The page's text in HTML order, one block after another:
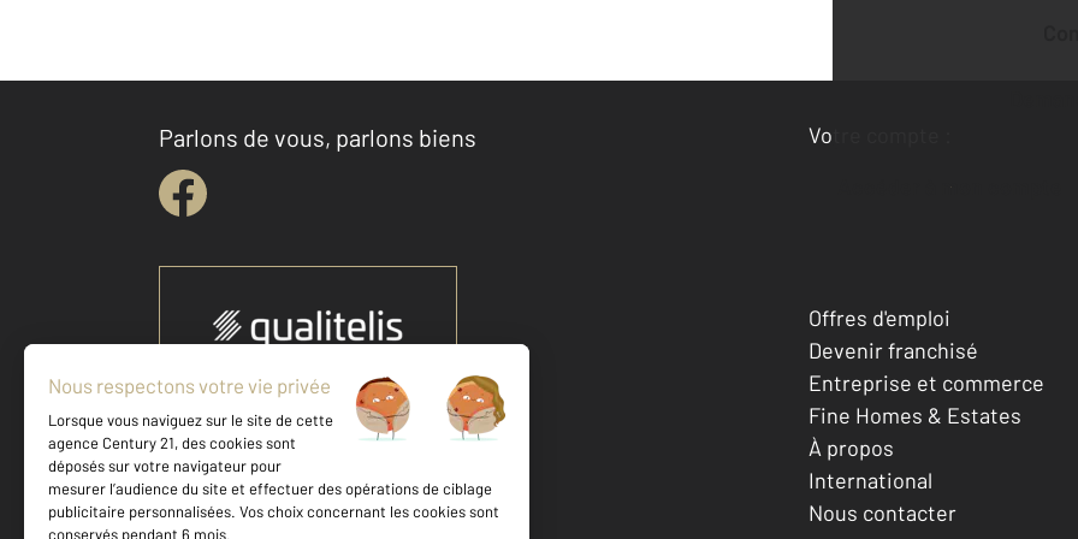
Parlons de vous, parlons biens
Votre compte :
Accéder à mon compte
Votre agence est notée
Achat
Vente
9,2/10
Location
9,2/10
Offres d'emploi
Devenir franchisé
Entreprise et commerce
Fine Homes & Estates
À propos
International
Nous contacter